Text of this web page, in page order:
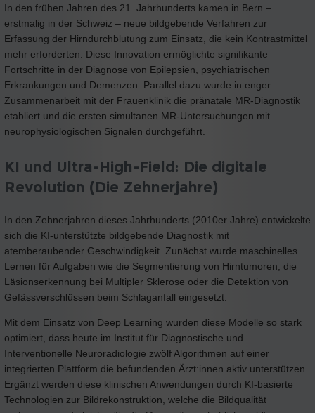
In den frühen Jahren des 21. Jahrhunderts kamen in Bern –
erstmalig in der Schweiz – neue bildgebende Verfahren zur
Erfassung der Hirndurchblutung zum Einsatz, die kein Kontrastmittel
mehr erforderten. Diese Innovation ermöglichte signifikante
Fortschritte in der Diagnose von Epilepsien, psychiatrischen
Erkrankungen und Demenzen. Parallel dazu wurde in enger
Zusammenarbeit mit der Frauenklinik die pränatale MR-Diagnostik
etabliert und die ersten simultanen MR-Untersuchungen mit
neurophysiologischen Signalen durchgeführt.
KI und Ultra-High-Field: Die digitale
Revolution (Die Zehnerjahre)
In den Zehnerjahren dieses Jahrhunderts (2010er Jahre) entwickelte
sich die KI-unterstützte bildgebende Diagnostik mit
atemberaubender Geschwindigkeit. Zunächst wurde maschinelles
Lernen für Aufgaben wie die Segmentierung von Hirntumoren, die
Läsionserkennung bei Multipler Sklerose oder die Detektion von
Gefässverschlüssen beim Schlaganfall eingesetzt.
Mit dem Einsatz von Deep Learning wurden diese Modelle so stark
optimiert, dass heute im Institut für Diagnostische und
Interventionelle Neuroradiologie zwölf Algorithmen auf einer
integrierten Plattform die befundenden Ärzt:innen aktiv unterstützen.
Ergänzt werden diese klinischen Anwendungen durch KI-basierte
Technologien zur Bildrekonstruktion, welche die Bildqualität